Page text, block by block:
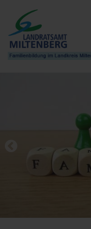
Amt für Ernährung,
Bayerisches Rotes Kreuz